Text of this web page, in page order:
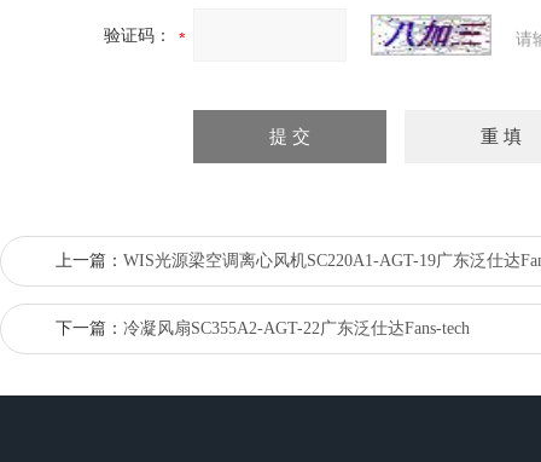
验证码： 请
上一篇： WIS光源梁空调离心风机SC220A1-AGT-19广东泛仕达
下一篇： 冷凝风扇SC355A2-AGT-22广东泛仕达Fans-tech